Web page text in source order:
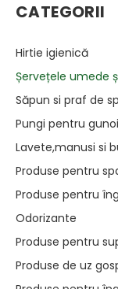
CATEGORII
Hirtie igienică
Șervețele umede
Săpun si praf de
Pungi pentru
Lavete,manusi si
Produse pentru
Produse pentru
Odorizante
Produse pentru
Produse de uz